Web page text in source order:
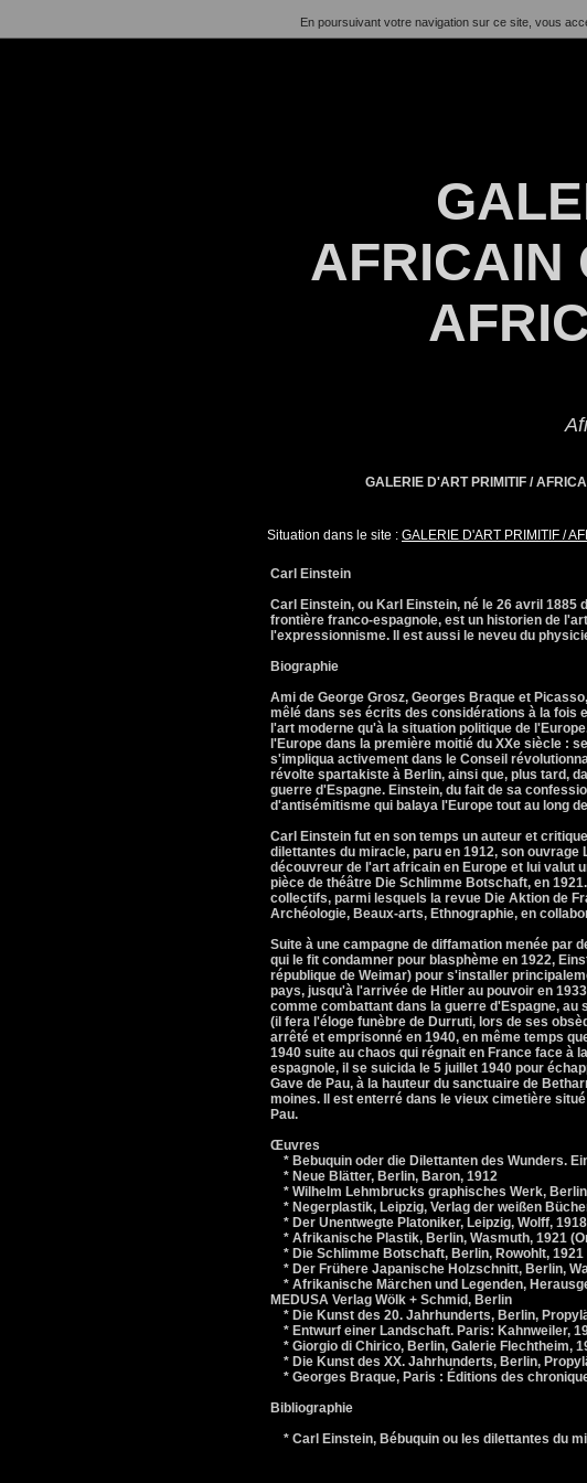
En poursuivant votre navigation sur ce site, vous
AFRICAIN
GALERIE D'ART PRIMITIF /
Situation dans le site : GALERIE D'ART PRIMITIF /
Carl Einstein
Carl Einstein, ou Karl Einstein, né le 26 avril 1885
frontière franco-espagnole, est un historien de
l'expressionnisme. Il est aussi le neveu du
Biographie
Ami de George Grosz, Georges Braque et
mêlé dans ses écrits des considérations à la fois
l'art moderne qu'à la situation politique de
l'Europe dans la première moitié du XXe siècle :
s'impliqua activement dans le Conseil
révolte spartakiste à Berlin, ainsi que, plus tard,
guerre d'Espagne. Einstein, du fait de sa
d'antisémitisme qui balaya l'Europe tout au long
Carl Einstein fut en son temps un auteur et
dilettantes du miracle, paru en 1912, son
découvreur de l'art africain en Europe et lui valut
pièce de théâtre Die Schlimme Botschaft, en
collectifs, parmi lesquels la revue Die Aktion de
Archéologie, Beaux-arts, Ethnographie, en
Suite à une campagne de diffamation menée par
qui le fit condamner pour blasphème en 1922,
république de Weimar) pour s'installer
pays, jusqu'à l'arrivée de Hitler au pouvoir en
comme combattant dans la guerre d'Espagne,
(il fera l'éloge funèbre de Durruti, lors de ses
arrêté et emprisonné en 1940, en même temps
1940 suite au chaos qui régnait en France face à
espagnole, il se suicida le 5 juillet 1940 pour
Gave de Pau, à la hauteur du sanctuaire de
moines. Il est enterré dans le vieux cimetière
Pau.
Œuvres
* Bebuquin oder die Dilettanten des Wunders.
* Neue Blätter, Berlin, Baron, 1912
* Wilhelm Lehmbrucks graphisches Werk,
* Negerplastik, Leipzig, Verlag der weißen
* Der Unentwegte Platoniker, Leipzig, Wolff, 1918
* Afrikanische Plastik, Berlin, Wasmuth, 1921
* Die Schlimme Botschaft, Berlin, Rowohlt, 1921
* Der Frühere Japanische Holzschnitt, Berlin,
* Afrikanische Märchen und Legenden,
MEDUSA Verlag Wölk + Schmid, Berlin
* Die Kunst des 20. Jahrhunderts, Berlin,
* Entwurf einer Landschaft. Paris: Kahnweiler,
* Giorgio di Chirico, Berlin, Galerie Flechtheim,
* Die Kunst des XX. Jahrhunderts, Berlin,
* Georges Braque, Paris : Éditions des
Bibliographie
* Carl Einstein, Bébuquin ou les dilettantes du